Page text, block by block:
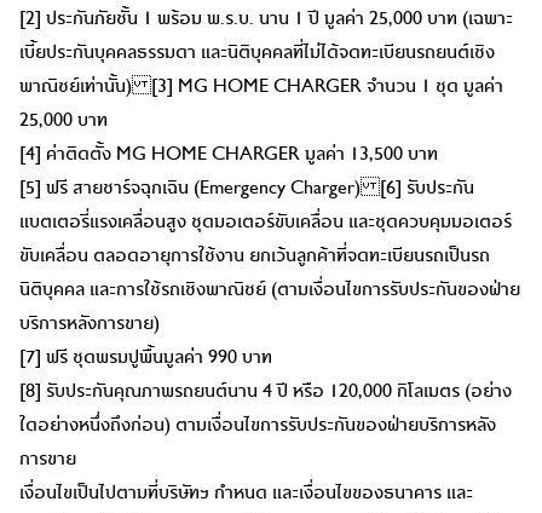
[2] ประกันภัยชั้น 1 พร้อม พ.ร.บ. นาน 1 ปี มูลค่า 25,000 บาท (เฉพาะ
เบี้ยประกันบุคคลธรรมดา และนิติบุคคลที่ไม่ได้จดทะเบียนรถยนต์เชิง
พาณิชย์เท่านั้น) [3] MG HOME CHARGER จำนวน 1 ชุด มูลค่า
25,000 บาท
[4] ค่าติดตั้ง MG HOME CHARGER มูลค่า 13,500 บาท
[5] ฟรี สายชาร์จฉุกเฉิน (Emergency Charger) [6] รับประกัน
แบตเตอรี่แรงเคลื่อนสูง ชุดมอเตอร์ขับเคลื่อน และชุดควบคุมมอเตอร์
ขับเคลื่อน ตลอดอายุการใช้งาน ยกเว้นลูกค้าที่จดทะเบียนรถเป็นรถ
นิติบุคคล และการใช้รถเชิงพาณิชย์ (ตามเงื่อนไขการรับประกันของฝ่าย
บริการหลังการขาย)
[7] ฟรี ชุดพรมปูพื้นมูลค่า 990 บาท
[8] รับประกันคุณภาพรถยนต์นาน 4 ปี หรือ 120,000 กิโลเมตร (อย่าง
ใดอย่างหนึ่งถึงก่อน) ตามเงื่อนไขการรับประกันของฝ่ายบริการหลัง
การขาย
เงื่อนไขเป็นไปตามที่บริษัทฯ กำหนด และเงื่อนไขของธนาคาร และ